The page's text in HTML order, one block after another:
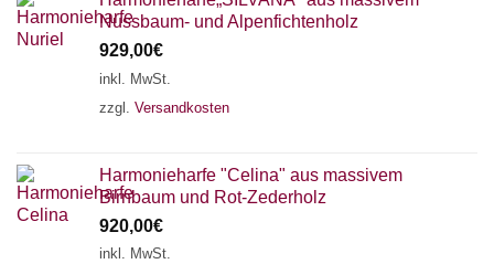
Nussbaum- und Alpenfichtenholz
929,00€
inkl. MwSt.
zzgl. Versandkosten
Harmonieharfe "Celina" aus massivem
Birnbaum und Rot-Zederholz
920,00€
inkl. MwSt.